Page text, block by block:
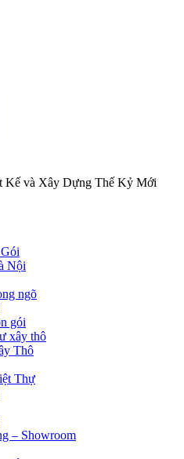
và Xây Dựng Thế Kỷ Mới
Nội
ngõ
gói
xây thô
Thô
Thự
– Showroom